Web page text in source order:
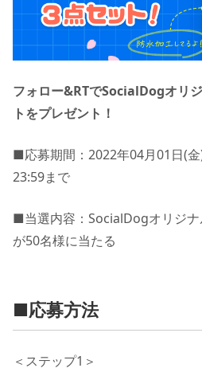
フォロー&RTでSocialDogオリ
トをプレゼント！
■応募期間：2022年04月01日(
23:59まで
■当選内容：SocialDogオリジナ
が50名様に当たる
■応募方法
＜ステップ1＞